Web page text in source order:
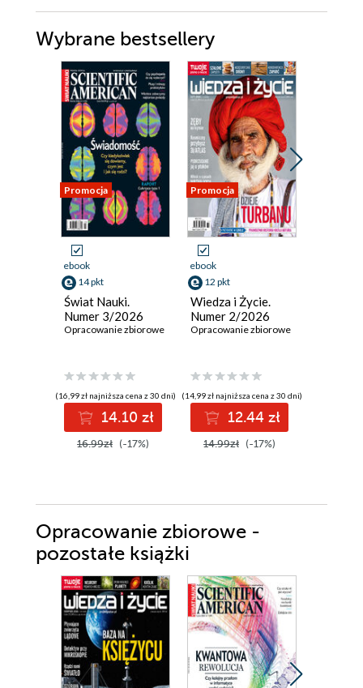
Wybrane bestsellery
Promocja
ebook
14 pkt
Świat Nauki.
Numer 3/2026
Opracowanie zbiorowe
(16,99 zł najniższa cena z 30 dni)
14.10 zł
16.99zł (-17%)
Promocja
ebook
12 pkt
Wiedza i Życie.
Numer 2/2026
Opracowanie zbiorowe
(14,99 zł najniższa cena z 30 dni)
12.44 zł
14.99zł (-17%)
Opracowanie zbiorowe -
pozostałe książki